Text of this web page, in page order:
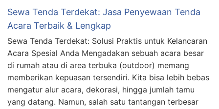
Sewa Tenda Terdekat: Jasa Penyewaan Tenda
Acara Terbaik & Lengkap
Sewa Tenda Terdekat: Solusi Praktis untuk Kelancaran
Acara Spesial Anda Mengadakan sebuah acara besar
di rumah atau di area terbuka (outdoor) memang
memberikan kepuasan tersendiri. Kita bisa lebih bebas
mengatur alur acara, dekorasi, hingga jumlah tamu
yang datang. Namun, salah satu tantangan terbesar